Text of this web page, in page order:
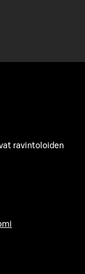
ravintoloiden